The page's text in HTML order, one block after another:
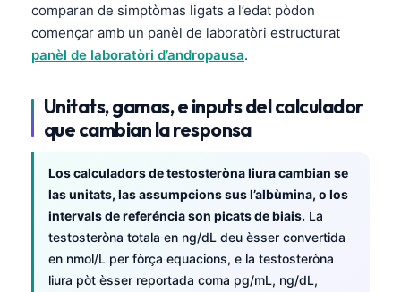
comparan de simptòmas ligats a l’edat pòdon
començar amb un panèl de laboratòri estructurat
panèl de laboratòri d’andropausa.
Unitats, gamas, e inputs del calculador
que cambian la responsa
Los calculadors de testosteròna liura cambian se
las unitats, las assumpcions sus l’albùmina, o los
intervals de referéncia son picats de biais. La
testosteròna totala en ng/dL deu èsser convertida
en nmol/L per fòrça equacions, e la testosteròna
liura pòt èsser reportada coma pg/mL, ng/dL,
فارسی
Български
Dansk
Nederlands
हिन्दी
Bahasa Indonesia
Հայերեն
Српски језик
Svenska